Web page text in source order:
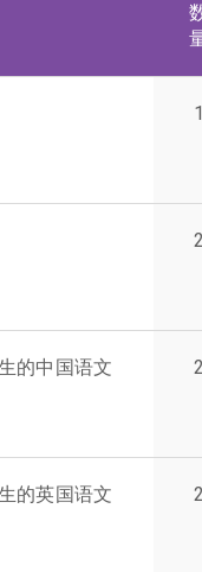
1
2
的中国语文 2
的英国语文 2